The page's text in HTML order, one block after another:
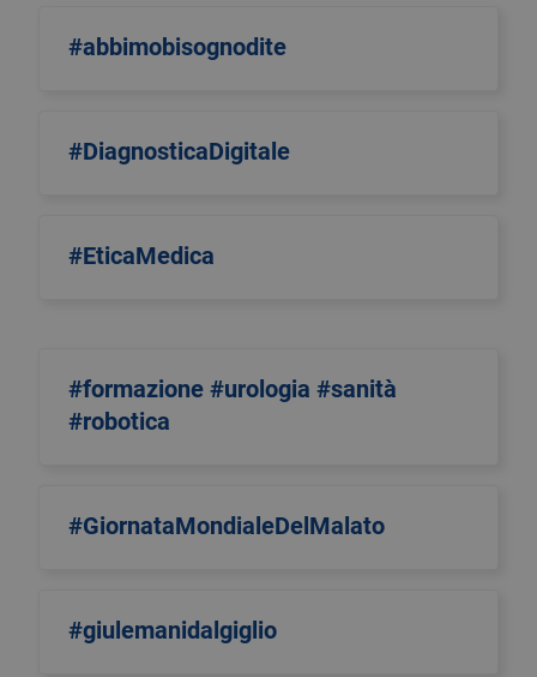
#abbimobisognodite
#DiagnosticaDigitale
#EticaMedica
#formazione #urologia #sanità
#robotica
#GiornataMondialeDelMalato
#giulemanidalgiglio